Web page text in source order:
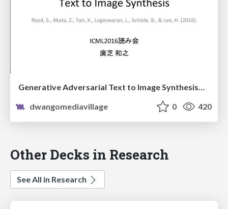
Generative Adversarial Text to Image Synthesis@ICML2016読み会
dwangomediavillage
0 420
Other Decks in Research
See All in Research